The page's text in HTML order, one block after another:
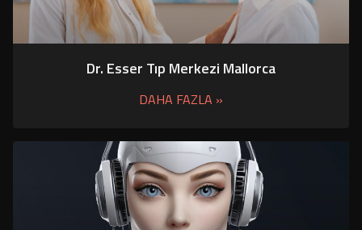
Dr. Esser Tıp Merkezi Mallorca
DAHA FAZLA »